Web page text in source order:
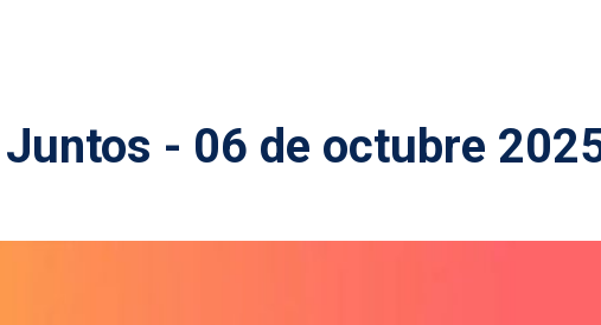
- 06 de octubre